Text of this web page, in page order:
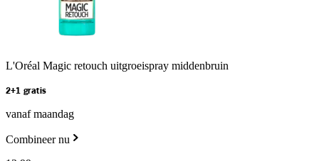
L'Oréal Magic retouch uitgroeispray middenbruin
2+1 gratis
vanaf maandag
Combineer nu